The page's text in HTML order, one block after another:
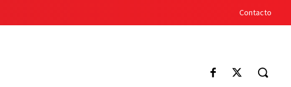
Contacto